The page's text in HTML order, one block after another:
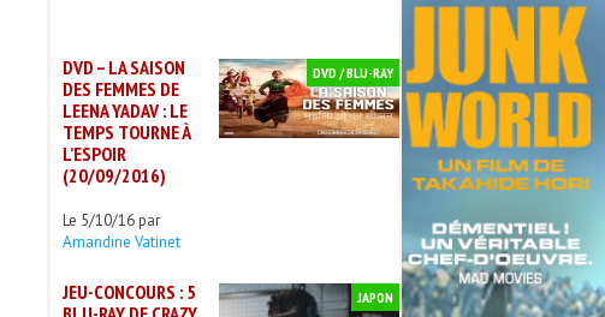
DVD – LA SAISON
DES FEMMES DE
LEENA YADAV : LE
TEMPS TOURNE À
L’ESPOIR
(20/09/2016)
Le 5/10/16 par
Amandine Vatinet
DVD / BLU-RAY
JEU-CONCOURS : 5
JAPON